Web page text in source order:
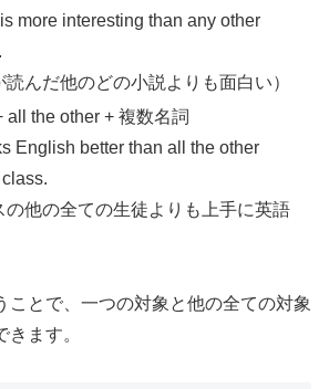
more interesting than any other
読んだ他のどの小説よりも面白い）
all the other + 複数名詞
English better than all the other
の他の全ての生徒よりも上手に英語
ことで、一つの対象と他の全ての対象
ます。